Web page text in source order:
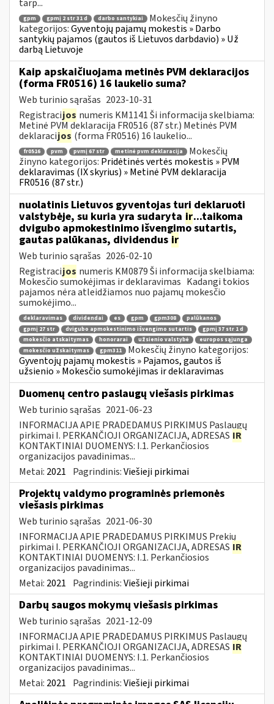
tarp...
gpm gpmį 2 str 31 d darbo santykiai
Mokesčių žinyno
kategorijos:Gyventojų pajamų mokestis » Darbo
santykių pajamos (gautos iš Lietuvos darbdavio) » Už
darbą Lietuvoje
Kaip apskaičiuojama metinės PVM deklaracijos
(forma FR0516) 16 laukelio suma?
Web turinio sąrašas 2023-10-31
Registracijos numeris KM1141 Ši informacija skelbiama:
Metinė PVM deklaracija FR0516 (87 str.) Metinės PVM
deklaracijos (forma FR0516) 16 laukelio...
fr0516 pvm pvmį 67 str metinė pvm deklaracija
Mokesčių
žinyno kategorijos: Pridėtinės vertės mokestis » PVM
deklaravimas (IX skyrius) » Metinė PVM deklaracija
FR0516 (87 str.)
nuolatinis Lietuvos gyventojas turi deklaruoti
valstybėje, su kuria yra sudaryta ir...taikoma
dvigubo apmokestinimo išvengimo sutartis,
gautas palūkanas, dividendus ir
Web turinio sąrašas 2026-02-10
Registracijos numeris KM0879 Ši informacija skelbiama:
Mokesčio sumokėjimas ir deklaravimas Kadangi tokios
pajamos nėra atleidžiamos nuo pajamų mokesčio
sumokėjimo...
deklaravimas dividendai es gpm gpm308
palūkanos
gpmį 27 str
dvigubo apmokestinimo išvengimo sutartis
gpmį 37 str 1 d
mokesčio atskaitymas
honorarai užsienio valstybė
europos sąjunga
mokesčio užskaitymas
gpm311
Mokesčių žinyno kategorijos:
Gyventojų pajamų mokestis » Pajamos, gautos iš
užsienio » Mokesčio sumokėjimas ir deklaravimas
Duomenų centro paslaugų viešasis pirkimas
Web turinio sąrašas 2021-06-23
INFORMACIJA APIE PRADEDAMUS PIRKIMUS Paslaugų
pirkimai I. PERKANČIOJI ORGANIZACIJA, ADRESAS IR
KONTAKTINIAI DUOMENYS: I.1. Perkančiosios
organizacijos pavadinimas...
Metai: 2021 Pagrindinis:Viešieji pirkimai
Projektų valdymo programinės priemonės
viešasis pirkimas
Web turinio sąrašas 2021-06-30
INFORMACIJA APIE PRADEDAMUS PIRKIMUS Prekių
pirkimai I. PERKANČIOJI ORGANIZACIJA, ADRESAS IR
KONTAKTINIAI DUOMENYS: I.1. Perkančiosios
organizacijos pavadinimas...
Metai: 2021 Pagrindinis:Viešieji pirkimai
Darbų saugos mokymų viešasis pirkimas
Web turinio sąrašas 2021-12-09
INFORMACIJA APIE PRADEDAMUS PIRKIMUS Paslaugų
pirkimai I. PERKANČIOJI ORGANIZACIJA, ADRESAS IR
KONTAKTINIAI DUOMENYS: I.1. Perkančiosios
organizacijos pavadinimas...
Metai: 2021 Pagrindinis:Viešieji pirkimai